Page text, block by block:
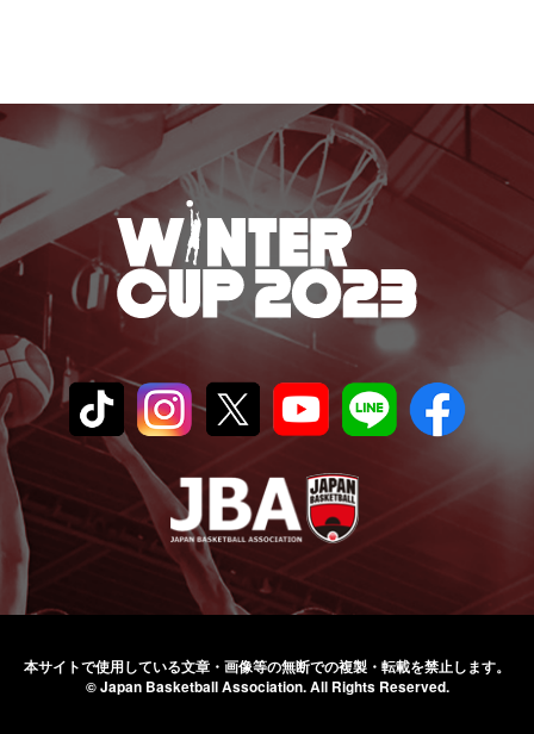
本サイトで使用している文章・画像等の無断での複製・転載を禁止します。
© Japan Basketball Association.All Rights Reserved.